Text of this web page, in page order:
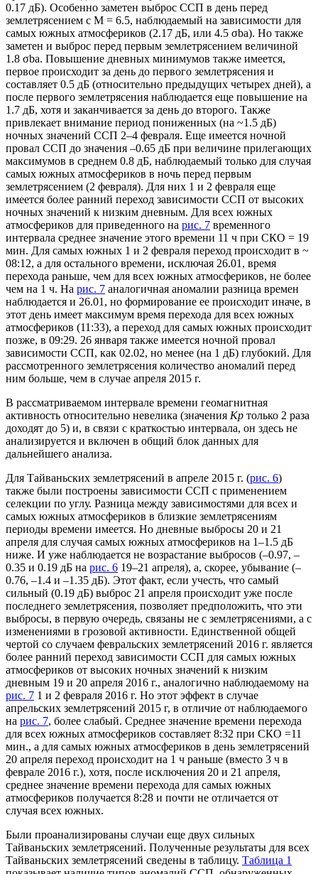
0.17 дБ). Особенно заметен выброс ССП в день перед
землетрясением с М = 6.5, наблюдаемый на зависимости для
самых южных атмосфериков (2.17 дБ, или 4.5 σba). Но также
заметен и выброс перед первым землетрясением величиной
1.8 σba. Повышение дневных минимумов также имеется,
первое происходит за день до первого землетрясения и
составляет 0.5 дБ (относительно предыдущих четырех дней), а
после первого землетрясения наблюдается еще повышение на
1.7 дБ, хотя и заканчивается за день до второго. Также
привлекает внимание период пониженных (на ~1.5 дБ)
ночных значений ССП 2–4 февраля. Еще имеется ночной
провал ССП до значения –0.65 дБ при величине прилегающих
максимумов в среднем 0.8 дБ, наблюдаемый только для случая
самых южных атмосфериков в ночь перед первым
землетрясением (2 февраля). Для них 1 и 2 февраля еще
имеется более ранний переход зависимости ССП от высоких
ночных значений к низким дневным. Для всех южных
атмосфериков для приведенного на рис. 7 временного
интервала среднее значение этого времени 11 ч при СКО = 19
мин. Для самых южных 1 и 2 февраля переход происходит в ~
08:12, а для остального времени, исключая 26.01, время
перехода раньше, чем для всех южных атмосфериков, не более
чем на 1 ч. На рис. 7 аналогичная аномалии разница времен
наблюдается и 26.01, но формирование ее происходит иначе, в
этот день имеет максимум время перехода для всех южных
атмосфериков (11:33), а переход для самых южных происходит
позже, в 09:29. 26 января также имеется ночной провал
зависимости ССП, как 02.02, но менее (на 1 дБ) глубокий. Для
рассмотренного землетрясения количество аномалий перед
ним больше, чем в случае апреля 2015 г.
В рассматриваемом интервале времени геомагнитная
активность относительно невелика (значения Кр только 2 раза
доходят до 5) и, в связи с краткостью интервала, он здесь не
анализируется и включен в общий блок данных для
дальнейшего анализа.
Для Тайваньских землетрясений в апреле 2015 г. (рис. 6)
также были построены зависимости ССП с применением
селекции по углу. Разница между зависимостями для всех и
самых южных атмосфериков в близкие землетрясениям
периоды времени имеется. Но дневные выбросы 20 и 21
апреля для случая самых южных атмосфериков на 1–1.5 дБ
ниже. И уже наблюдается не возрастание выбросов (–0.97, –
0.35 и 0.19 дБ на рис. 6 19–21 апреля), а, скорее, убывание (–
0.76, –1.4 и –1.35 дБ). Этот факт, если учесть, что самый
сильный (0.19 дБ) выброс 21 апреля происходит уже после
последнего землетрясения, позволяет предположить, что эти
выбросы, в первую очередь, связаны не с землетрясениями, а с
изменениями в грозовой активности. Единственной общей
чертой со случаем февральских землетрясений 2016 г. является
более ранний переход зависимости ССП для самых южных
атмосфериков от высоких ночных значений к низким
дневным 19 и 20 апреля 2016 г., аналогично наблюдаемому на
рис. 7 1 и 2 февраля 2016 г. Но этот эффект в случае
апрельских землетрясений 2015 г, в отличие от наблюдаемого
на рис. 7, более слабый. Среднее значение времени перехода
для всех южных атмосфериков составляет 8:32 при СКО =11
мин., а для самых южных атмосфериков в день землетрясений
20 апреля переход происходит на 1 ч раньше (вместо 3 ч в
феврале 2016 г.), хотя, после исключения 20 и 21 апреля,
среднее значение времени перехода для самых южных
атмосфериков получается 8:28 и почти не отличается от
случая всех южных.
Были проанализированы случаи еще двух сильных
Тайваньских землетрясений. Полученные результаты для всех
Тайваньских землетрясений сведены в таблицу. Таблица 1